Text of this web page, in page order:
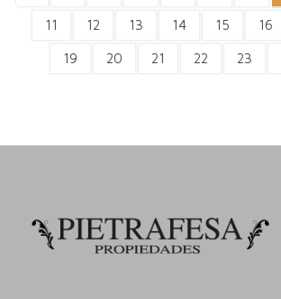
11 12 13 14 15 16
19 20 21 22 23